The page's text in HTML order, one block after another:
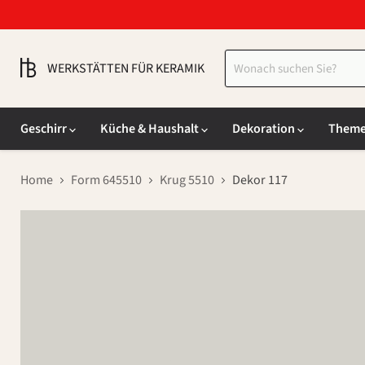
WERKSTÄTTEN FÜR KERAMIK
Geschirr
Küche & Haushalt Dekoration
Home Form 645510 Krug 5510 Dekor 117